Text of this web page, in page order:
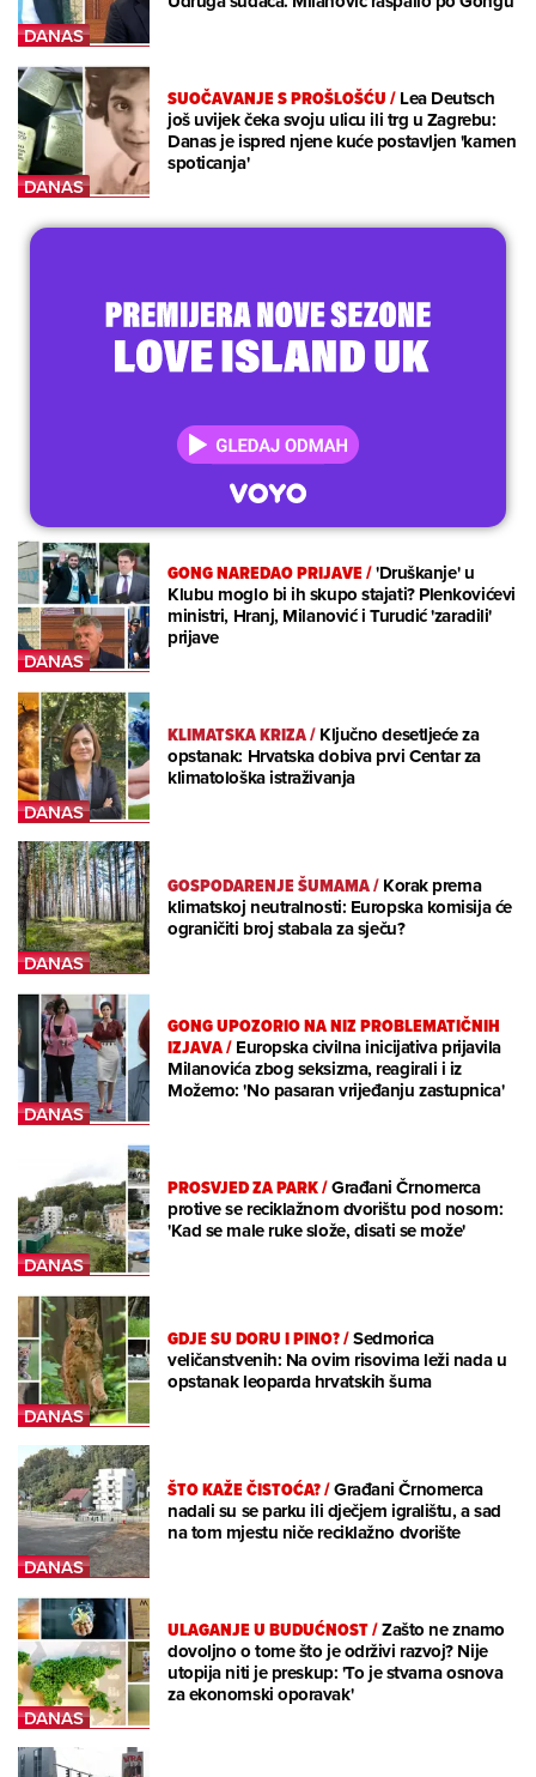
SUOČAVANJE S PROŠLOŠĆU/Lea Deutsch
još uvijek čeka svoju ulicu ili trg u Zagrebu:
Danas je ispred njene kuće postavljen 'kamen
spoticanja'
GONG NAREDAO PRIJAVE/'Druškanje' u
Klubu moglo bi ih skupo stajati? Plenkovićevi
ministri, Hranj, Milanović i Turudić 'zaradili'
prijave
KLIMATSKA KRIZA/Ključno desetljeće za
opstanak: Hrvatska dobiva prvi Centar za
klimatološka istraživanja
GOSPODARENJE ŠUMAMA/Korak prema
klimatskoj neutralnosti: Europska komisija će
ograničiti broj stabala za sječu?
GONG UPOZORIO NA NIZ PROBLEMATIČNIH
IZJAVA/Europska civilna inicijativa prijavila
Milanovića zbog seksizma, reagirali i iz
Možemo: 'No pasaran vrijeđanju zastupnica'
PROSVJED ZA PARK/Građani Črnomerca
protive se reciklažnom dvorištu pod nosom:
'Kad se male ruke slože, disati se može'
GDJE SU DORU I PINO?/Sedmorica
veličanstvenih: Na ovim risovima leži nada u
opstanak leoparda hrvatskih šuma
ŠTO KAŽE ČISTOĆA?/Građani Črnomerca
nadali su se parku ili dječjem igralištu, a sad
na tom mjestu niče reciklažno dvorište
ULAGANJE U BUDUĆNOST/Zašto ne znamo
dovoljno o tome što je održivi razvoj? Nije
utopija niti je preskup: 'To je stvarna osnova
za ekonomski oporavak'